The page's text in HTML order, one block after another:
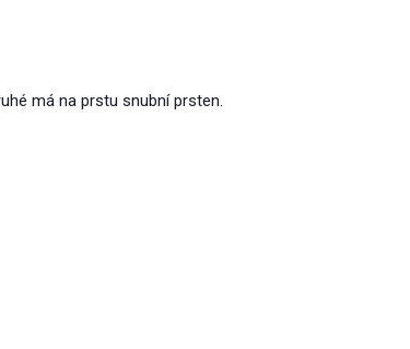
má na prstu snubní prsten.